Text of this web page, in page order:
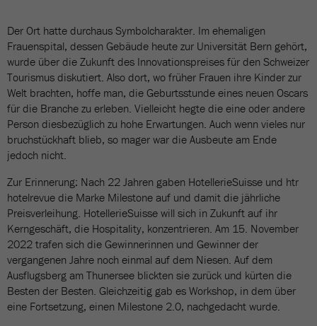
Der Ort hatte durchaus Symbolcharakter. Im ehemaligen
Frauenspital, dessen Gebäude heute zur Universität Bern gehört,
wurde über die Zukunft des Innovationspreises für den Schweizer
Tourismus diskutiert. Also dort, wo früher Frauen ihre Kinder zur
Welt brachten, hoffe man, die Geburtsstunde eines neuen Oscars
für die Branche zu erleben. Vielleicht hegte die eine oder andere
Person diesbezüglich zu hohe Erwartungen. Auch wenn vieles nur
bruchstückhaft blieb, so mager war die Ausbeute am Ende
jedoch nicht.
Zur Erinnerung: Nach 22 Jahren gaben HotellerieSuisse und htr
hotelrevue die Marke Milestone auf und damit die jährliche
Preisverleihung. HotellerieSuisse will sich in Zukunft auf ihr
Kerngeschäft, die Hospitality, konzentrieren. Am 15. November
2022 trafen sich die Gewinnerinnen und Gewinner der
vergangenen Jahre noch einmal auf dem Niesen. Auf dem
Ausflugsberg am Thunersee blickten sie zurück und kürten die
Besten der Besten. Gleichzeitig gab es Workshop, in dem über
eine Fortsetzung, einen Milestone 2.0, nachgedacht wurde.